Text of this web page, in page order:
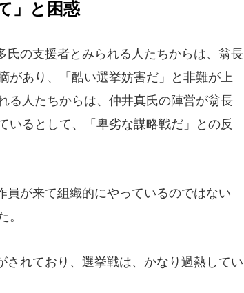
」と困惑
の支援者とみられる人たちからは、翁長
があり、「酷い選挙妨害だ」と非難が上
る人たちからは、仲井真氏の陣営が翁長
いるとして、「卑劣な謀略戦だ」との反
が来て組織的にやっているのではない
。
れており、選挙戦は、かなり過熱してい